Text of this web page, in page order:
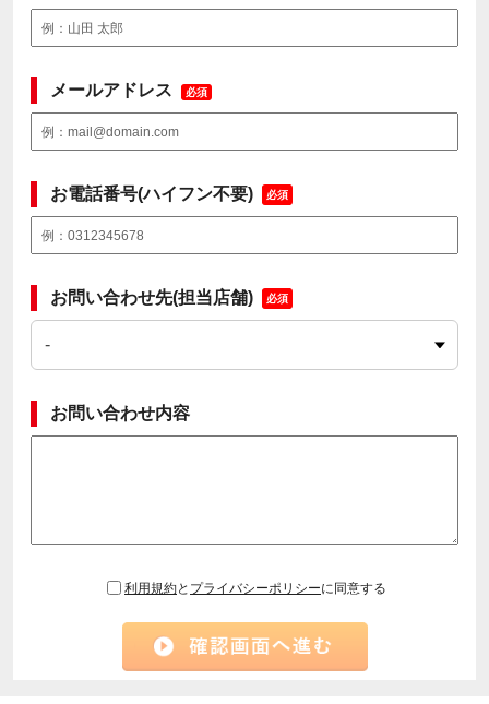
メールアドレス 必須
お電話番号(ハイフン不要) 必須
お問い合わせ先(担当店舗) 必須
お問い合わせ内容
利用規約と プライバシーポリシーに同意する